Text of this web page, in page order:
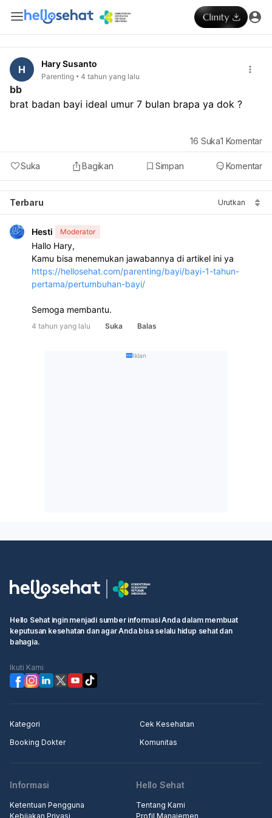
H Hary Susanto
Parenting 4 tahun yang lalu
bb
brat badan bayi ideal umur 7 bulan brapa ya dok ?
Suka Bagikan Simpan Komentar
16 Suka1 Komentar
Terbaru Urutkan
Hesti Moderator
Hallo Hary,
https://hellosehat.com/parenting/bayi/bayi-1-tahun-
pertama/pertumbuhan-bayi/
Semoga membantu.
4 tahun yang lalu Suka Balas
Iklan
Hello Sehat ingin menjadi sumber informasi Anda dalam membuat
keputusan kesehatan dan agar Anda bisa selalu hidup sehat dan
bahagia.
Ikuti Kami
Kategori
Cek Kesehatan
Booking Dokter
Komunitas
Informasi
Ketentuan Pengguna
Kebijakan Privasi
Hello Sehat
Tentang Kami
Profil Manajemen